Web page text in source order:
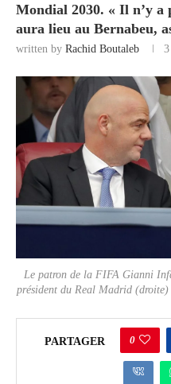
Mondial 2030. « Il n’y a
aura lieu au Bernabeu,
written by Rachid Boutaleb
Le patron de la FIFA Gianni
président du Real Madrid (droite)
PARTAGER 0